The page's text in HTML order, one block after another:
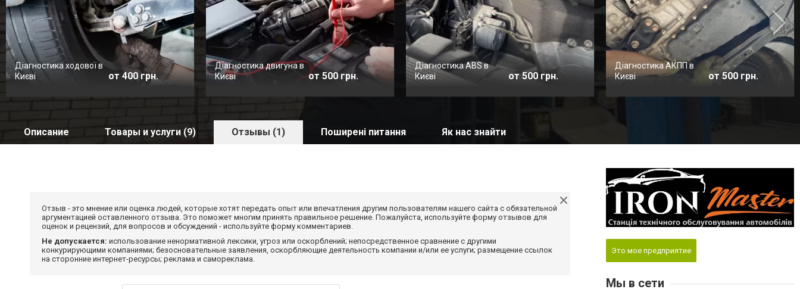
Діагностика ходової в
Києві
от 400 грн.
Діагностика двигуна в
Києві
от 500 грн.
Діагностика ABS в
Києві
от 500 грн.
Діагностика АКПП в
Києві
от 500 грн.
Описание Товары и услуги (9) Отзывы (1) Поширені питання Як нас знайти
Отзыв - это мнение или оценка людей, которые хотят передать опыт или впечатления другим пользователям нашего сайта с обязательной
аргументацией оставленного отзыва. Это поможет многим принять правильное решение. Пожалуйста, используйте форму отзывов для
оценок и рецензий, для вопросов и обсуждений - используйте форму комментариев.
Не допускается: использование ненормативной лексики, угроз или оскорблений; непосредственное сравнение с другими
конкурирующими компаниями; безосновательные заявления, оскорбляющие деятельность компании и/или ее услуги; размещение ссылок
на сторонние интернет-ресурсы; реклама и самореклама.
Это мое предприятие
Мы в сети